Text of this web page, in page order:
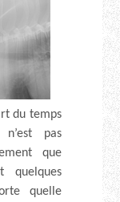
du temps
pas
que
quelques
quelle